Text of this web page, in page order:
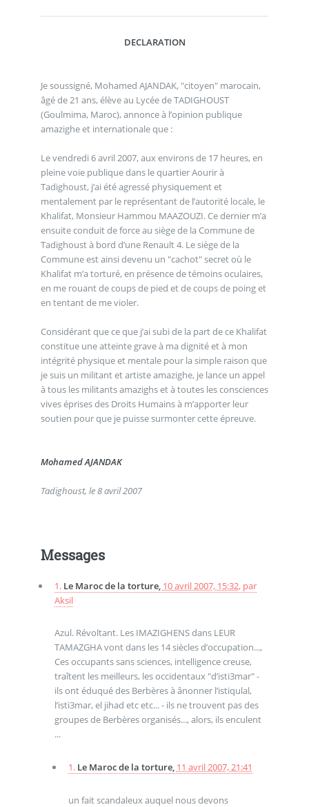
DECLARATION
Je soussigné, Mohamed AJANDAK, "citoyen" marocain,
âgé de 21 ans, élève au Lycée de TADIGHOUST
(Goulmima, Maroc), annonce à l’opinion publique
amazighe et internationale que :
Le vendredi 6 avril 2007, aux environs de 17 heures, en
pleine voie publique dans le quartier Aourir à
Tadighoust, j’ai été agressé physiquement et
mentalement par le représentant de l’autorité locale, le
Khalifat, Monsieur Hammou MAAZOUZI. Ce dernier m’a
ensuite conduit de force au siège de la Commune de
Tadighoust à bord d’une Renault 4. Le siège de la
Commune est ainsi devenu un "cachot" secret où le
Khalifat m’a torturé, en présence de témoins oculaires,
en me rouant de coups de pied et de coups de poing et
en tentant de me violer.
Considérant que ce que j’ai subi de la part de ce Khalifat
constitue une atteinte grave à ma dignité et à mon
intégrité physique et mentale pour la simple raison que
je suis un militant et artiste amazighe, je lance un appel
à tous les militants amazighs et à toutes les consciences
vives éprises des Droits Humains à m’apporter leur
soutien pour que je puisse surmonter cette épreuve.
Mohamed AJANDAK
Tadighoust, le 8 avril 2007
Messages
1. Le Maroc de la torture, 10 avril 2007, 15:32, par
Aksil
Azul. Révoltant. Les IMAZIGHENS dans LEUR
TAMAZGHA vont dans les 14 siècles d’occupation...,
Ces occupants sans sciences, intelligence creuse,
traîtent les meilleurs, les occidentaux "d’isti3mar" -
ils ont éduqué des Berbères à ânonner l’istiqulal,
l’isti3mar, el jihad etc etc... - ils ne trouvent pas des
groupes de Berbères organisés..., alors, ils enculent
...
1. Le Maroc de la torture, 11 avril 2007, 21:41
un fait scandaleux auquel nous devons